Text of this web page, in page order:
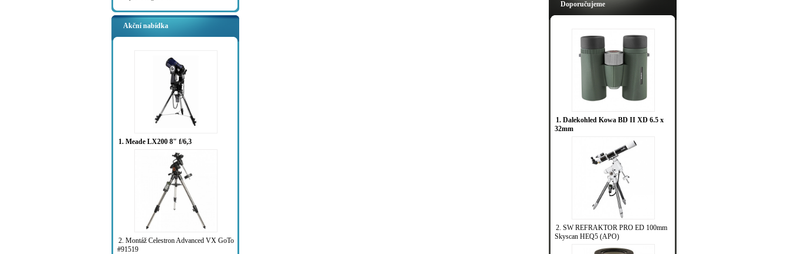
Akční nabídka
1. Meade LX200 8" f/6,3
2. Montáž Celestron Advanced VX GoTo
#91519
Doporučujeme
1. Dalekohled Kowa BD II XD 6.5 x
32mm
2. SW REFRAKTOR PRO ED 100mm
Skyscan HEQ5 (APO)